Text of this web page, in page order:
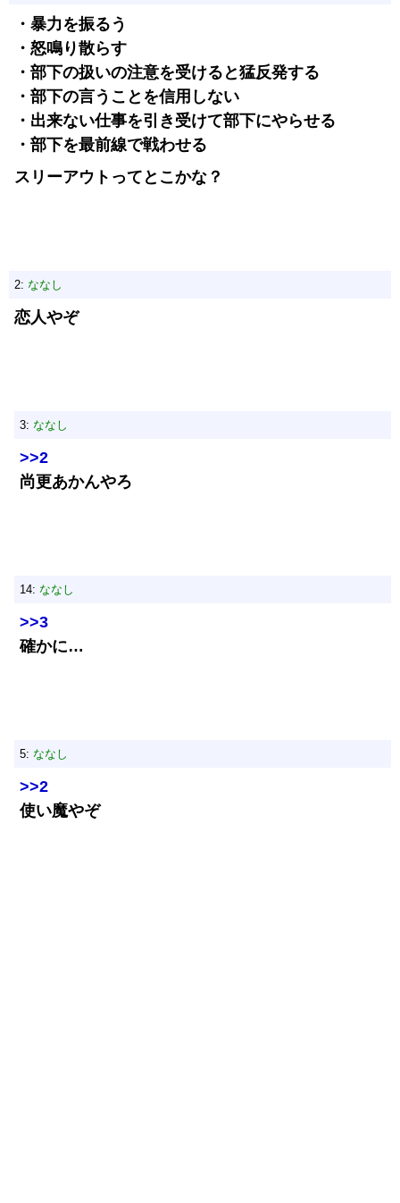
・暴力を振るう
・怒鳴り散らす
・部下の扱いの注意を受けると猛反発する
・部下の言うことを信用しない
・出来ない仕事を引き受けて部下にやらせる
・部下を最前線で戦わせる
スリーアウトってとこかな？
2: ななし
恋人やぞ
3: ななし
>>2
尚更あかんやろ
14: ななし
>>3
確かに…
5: ななし
>>2
使い魔やぞ